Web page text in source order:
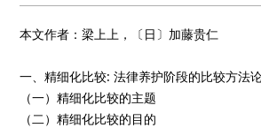
本文作者：梁上上，〔日〕加藤贵仁
一、精细化比较: 法律养护阶段的比较方法
（一）精细化比较的主题
（二）精细化比较的目的